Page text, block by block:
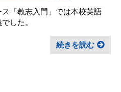
「教志入門」では本校英語
した。
続きを読む